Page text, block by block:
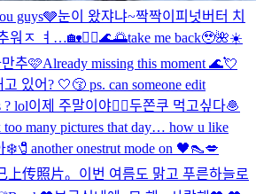
guys🩶눈이 왔쟈냐~짝짝이 피넛버터 치
워ㅈ ㅕ…🏡🧜‍♀️🌊🌅take me back🥹🌺☀️
추🩷Already missing this moment 🌊💘
있어? 🤍😚 ps. can someone edit
? lol이제 주말이야✌🏻두쫀쿠 먹고싶다🧆
too many pictures that day… how u like
❄️🧷another onestrut mode on 🖤👠💋
上传照片。 이번 여름도 맑고 푸른하늘로